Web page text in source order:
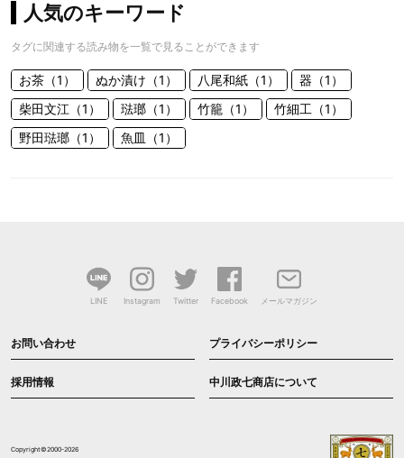
人気のキーワード
タグに関連する読み物を一覧で見ることができます
お茶（1） ぬか漬け（1） 八尾和紙（1）
器（1）
柴田文江（1）
琺瑯（1） 竹籠（1）
竹細工（1）
野田琺瑯（1）
魚皿（1）
LINE Instagram Twitter Facebook メールマガジン
お問い合わせ プライバシーポリシー
採用情報 中川政七商店について
Copyright©2000-2026